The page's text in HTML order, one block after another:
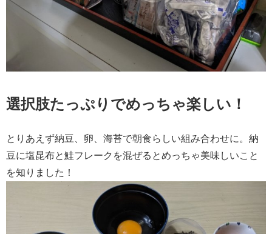
選択肢たっぷりでめっちゃ楽しい！
とりあえず納豆、卵、海苔で朝食らしい組み合わせに。納
豆に塩昆布と鮭フレークを混ぜるとめっちゃ美味しいこと
を知りました！